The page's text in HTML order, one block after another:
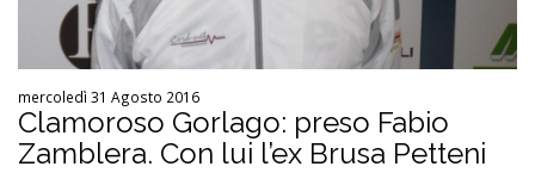
mercoledì 31 Agosto 2016
Clamoroso Gorlago: preso Fabio
Zamblera. Con lui l’ex Brusa Petteni